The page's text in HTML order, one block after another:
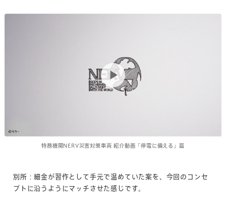
特務機関NERV災害対策車両 紹介動画「停電に備える」篇
別所：細金が習作として手元で温めていた案を、今回のコンセ
プトに沿うようにマッチさせた感じです。